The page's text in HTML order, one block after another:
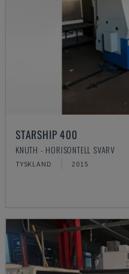
STARSHIP 400
KNUTH - HORISONTELL SVARV
TYSKLAND 2015